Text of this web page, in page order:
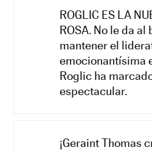
ROGLIC ES LA
ROSA. No le da
mantener el
emocionantísima
Roglic ha
espectacular.
¡Geraint Thomas